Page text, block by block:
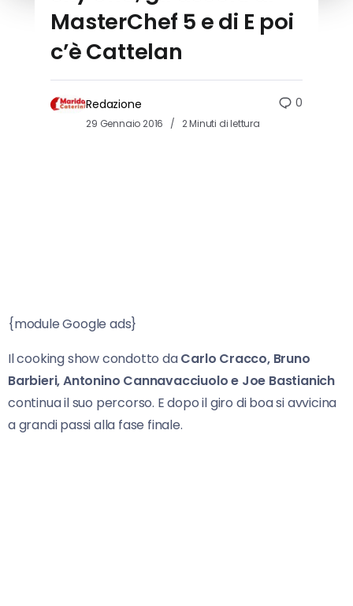
MasterChef 5 e di E poi
c’è Cattelan
Redazione
29 Gennaio 2016 2 Minuti di lettura
0
{module Google ads}
Il cooking show condotto daCarlo Cracco, Bruno
Barbieri, Antonino Cannavacciuolo e Joe Bastianich
continua il suo percorso. E dopo il giro di boa si avvicina
a grandi passi alla fase finale.